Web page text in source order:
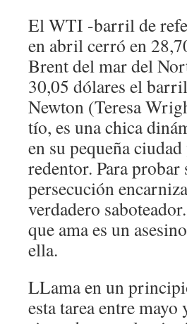
El WTI -barril de
en abril cerró en
Brent del mar del
30,05 dólares el
Newton (Teresa
tío, es una chica
en su pequeña
redentor. Para
persecución
verdadero
que ama es un
ella.
LLama en un
esta tarea entre